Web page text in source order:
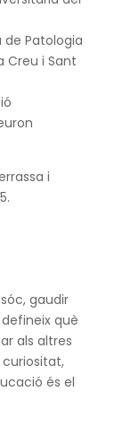
de Patologia
Creu i Sant
i
gaudir
què
als altres
és el